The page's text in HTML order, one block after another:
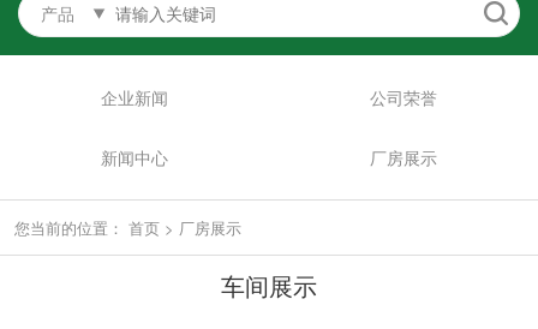
产品
企业新闻 公司荣誉
新闻中心 厂房展示
您当前的位置： 首页 > 厂房展示
车间展示